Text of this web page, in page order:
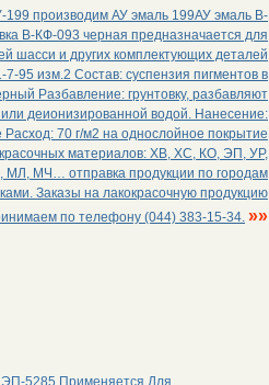
производим АУ эмаль 199АУ эмаль В-
В-КФ-093 черная предназначается для
шасси и других комплектующих деталей
95 изм.2 Состав: суспензия пигментов в
Разбавление: грунтовку, разбавляют
деионизированной водой. Нанесение:
Расход: 70 г/м2 на однослойное покрытие
материалов: ХВ, ХС, КО, ЭП, УР,
МЧ… отправка продукции по городам
Заказы на лакокрасочную продукцию
по телефону (044) 383-15-34. »»